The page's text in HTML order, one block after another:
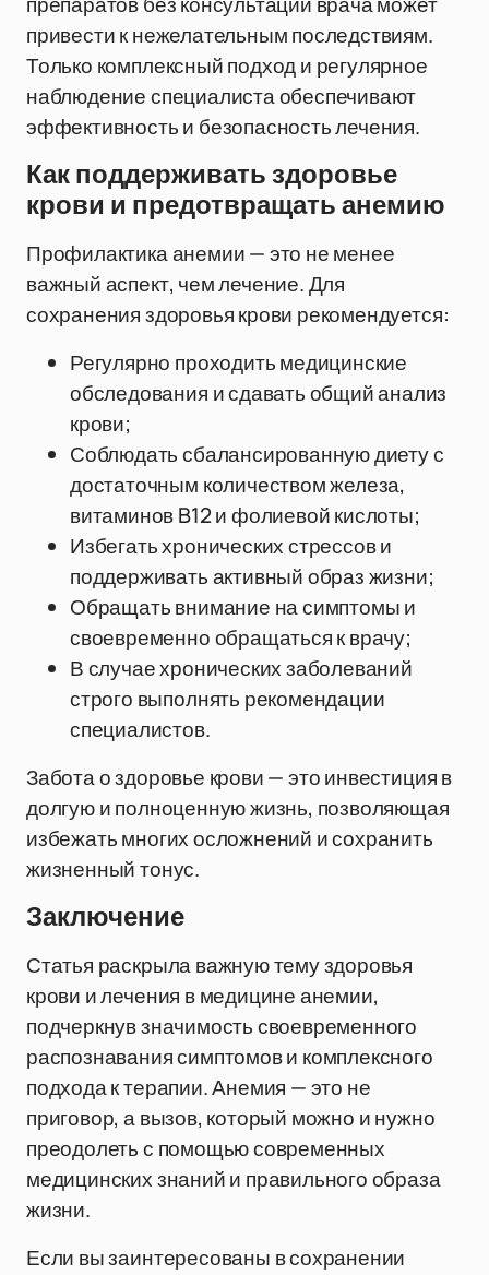
привести к нежелательным последствиям.
Только комплексный подход и регулярное
наблюдение специалиста обеспечивают
эффективность и безопасность лечения.
Как поддерживать здоровье
крови и предотвращать анемию
Профилактика анемии — это не менее
важный аспект, чем лечение. Для
сохранения здоровья крови рекомендуется:
Регулярно проходить медицинские
обследования и сдавать общий анализ
крови;
Соблюдать сбалансированную диету с
достаточным количеством железа,
витаминов B12 и фолиевой кислоты;
Избегать хронических стрессов и
поддерживать активный образ жизни;
Обращать внимание на симптомы и
своевременно обращаться к врачу;
В случае хронических заболеваний
строго выполнять рекомендации
специалистов.
Забота о здоровье крови — это инвестиция в
долгую и полноценную жизнь, позволяющая
избежать многих осложнений и сохранить
жизненный тонус.
Заключение
Статья раскрыла важную тему здоровья
крови и лечения в медицине анемии,
подчеркнув значимость своевременного
распознавания симптомов и комплексного
подхода к терапии. Анемия — это не
приговор, а вызов, который можно и нужно
преодолеть с помощью современных
медицинских знаний и правильного образа
жизни.
Если вы заинтересованы в сохранении